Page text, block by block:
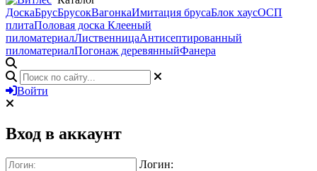
ДоскаБрусБрусокВагонкаИмитация брусаБлок хаусОСП
плитаПоловая доска Клееный
пиломатериалЛиственницаАнтисептированный
пиломатериалПогонаж деревянныйФанера
Войти
Вход в аккаунт
Логин: